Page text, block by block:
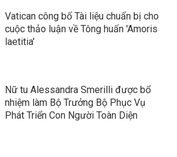
Vatican công bố Tài liệu chuẩn bị cho
cuộc thảo luận về Tông huấn 'Amoris
laetitia'
Nữ tu Alessandra Smerilli được bổ
nhiệm làm Bộ Trưởng Bộ Phục Vụ
Phát Triển Con Người Toàn Diện